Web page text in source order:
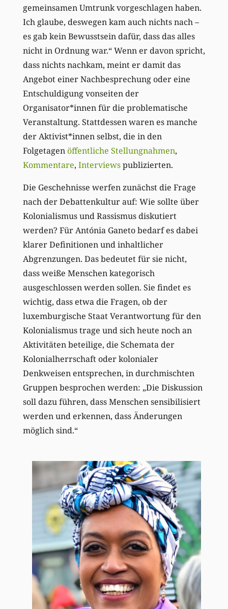
gemeinsamen Umtrunk vorgeschlagen haben.
Ich glaube, deswegen kam auch nichts nach –
es gab kein Bewusstsein dafür, dass das alles
nicht in Ordnung war.“ Wenn er davon spricht,
dass nichts nachkam, meint er damit das
Angebot einer Nachbesprechung oder eine
Entschuldigung vonseiten der
Organisator*innen für die problematische
Veranstaltung. Stattdessen waren es manche
der Aktivist*innen selbst, die in den
Folgetagenöffentliche Stellungnahmen,
Kommentare, Interviewspublizierten.
Die Geschehnisse werfen zunächst die Frage
nach der Debattenkultur auf: Wie sollte über
Kolonialismus und Rassismus diskutiert
werden? Für Antónia Ganeto bedarf es dabei
klarer Definitionen und inhaltlicher
Abgrenzungen. Das bedeutet für sie nicht,
dass weiße Menschen kategorisch
ausgeschlossen werden sollen. Sie findet es
wichtig, dass etwa die Fragen, ob der
luxemburgische Staat Verantwortung für den
Kolonialismus trage und sich heute noch an
Aktivitäten beteilige, die Schemata der
Kolonialherrschaft oder kolonialer
Denkweisen entsprechen, in durchmischten
Gruppen besprochen werden: „Die Diskussion
soll dazu führen, dass Menschen sensibilisiert
werden und erkennen, dass Änderungen
möglich sind.“